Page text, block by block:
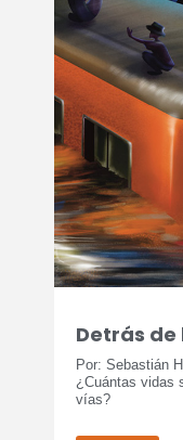
Detrás
Por: Sebastián
¿Cuántas vidas
vías?